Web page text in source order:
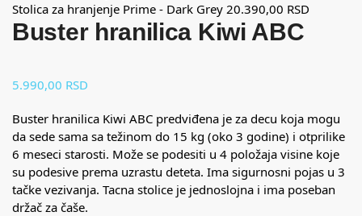
Stolica za hranjenje Prime - Dark Grey 20.390,00 RSD
Buster hranilica Kiwi ABC
5.990,00 RSD
Buster hranilica Kiwi ABC predviđena je za decu koja mogu
da sede sama sa težinom do 15 kg (oko 3 godine) i otprilike
6 meseci starosti. Može se podesiti u 4 položaja visine koje
su podesive prema uzrastu deteta. Ima sigurnosni pojas u 3
tačke vezivanja. Tacna stolice je jednoslojna i ima poseban
držač za čaše.